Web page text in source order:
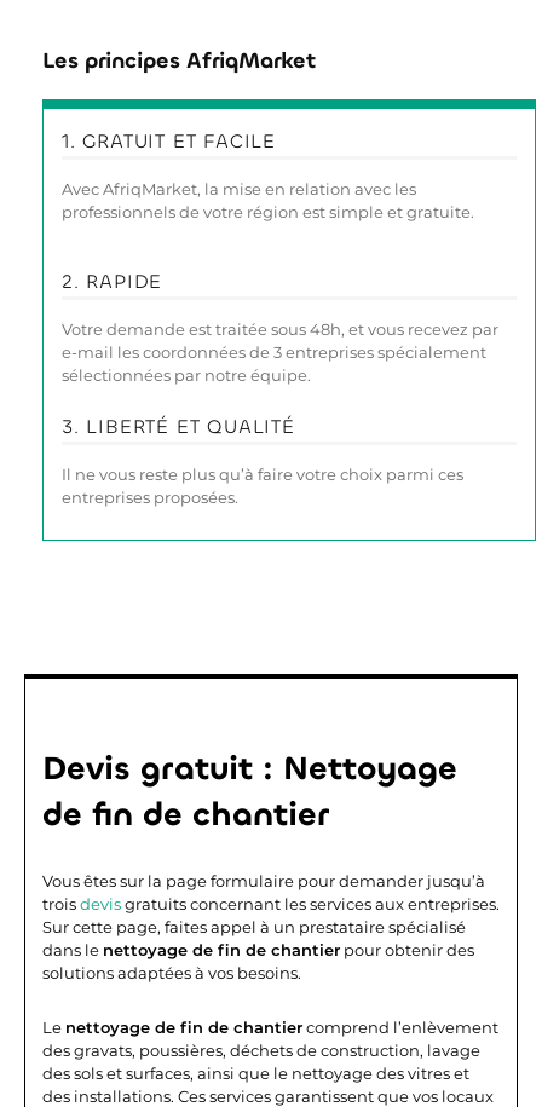
Les principes AfriqMarket
1. GRATUIT ET FACILE
Avec AfriqMarket, la mise en relation avec les
professionnels de votre région est simple et gratuite.
2. RAPIDE
Votre demande est traitée sous 48h, et vous recevez par
e-mail les coordonnées de 3 entreprises spécialement
sélectionnées par notre équipe.
3. LIBERTÉ ET QUALITÉ
Il ne vous reste plus qu’à faire votre choix parmi ces
entreprises proposées.
Devis gratuit : Nettoyage
de fin de chantier
Vous êtes sur la page formulaire pour demander jusqu’à
troisdevisgratuits concernant les services aux entreprises.
Sur cette page, faites appel à un prestataire spécialisé
dans le nettoyage de fin de chantier pour obtenir des
solutions adaptées à vos besoins.
Le nettoyage de fin de chantiercomprend l’enlèvement
des gravats, poussières, déchets de construction, lavage
des sols et surfaces, ainsi que le nettoyage des vitres et
des installations. Ces services garantissent que vos locaux